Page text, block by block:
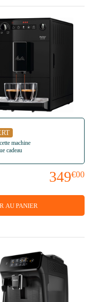
machine
cadeau
349€00
AU PANIER